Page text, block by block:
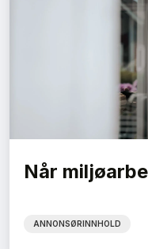
Når
ANNONSØRINNHOLD